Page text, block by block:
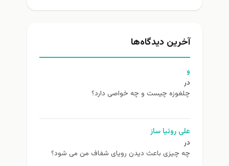
آخرین دیدگاه‌ها
و
در
چلغوزه چیست و چه خواصی دارد؟
علی روئیا ساز
در
چه چیزی باعث دیدن رویای شفاف من می شود؟